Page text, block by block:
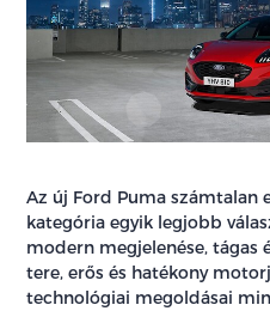
Az új Ford Puma számtalan
kategória egyik legjobb
modern megjelenése, tágas
tere, erős és hatékony
technológiai megoldásai